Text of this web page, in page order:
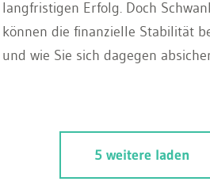
langfristigen Erfolg. Doch
können die finanzielle Stabilität
und wie Sie sich dagegen
5 weitere laden